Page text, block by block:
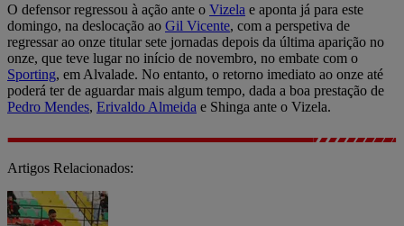
O defensor regressou à ação ante o Vizela e aponta já para este
domingo, na deslocação ao Gil Vicente, com a perspetiva de
regressar ao onze titular sete jornadas depois da última aparição no
onze, que teve lugar no início de novembro, no embate com o
Sporting, em Alvalade. No entanto, o retorno imediato ao onze até
poderá ter de aguardar mais algum tempo, dada a boa prestação de
Pedro Mendes, Erivaldo Almeida e Shinga ante o Vizela.
Artigos Relacionados: